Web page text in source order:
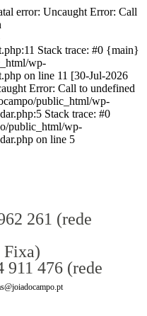
error: Uncaught Error: Call
Stack trace: #0 {main}
wp-
on line 11 [30-Jul-2026
Error: Call to undefined
public_html/wp-
Stack trace: #0
public_html/wp-
on line 5
261 (rede
Fixa)
911 476 (rede